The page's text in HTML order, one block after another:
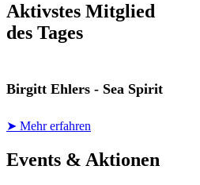
Aktivstes Mitglied
des Tages
Birgitt Ehlers - Sea Spirit
➤ Mehr erfahren
Events & Aktionen